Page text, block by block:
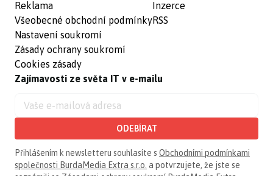
Reklama
Všeobecné obchodní podmínky
Nastavení soukromí
Zásady ochrany soukromí
Cookies zásady
Inzerce
RSS
Zajímavosti ze světa IT v e-mailu
ODEBÍRAT
Přihlášením k newsletteru souhlasíte s Obchodními podmínkami
společnosti BurdaMedia Extra s.r.o. a potvrzujete, že jste se